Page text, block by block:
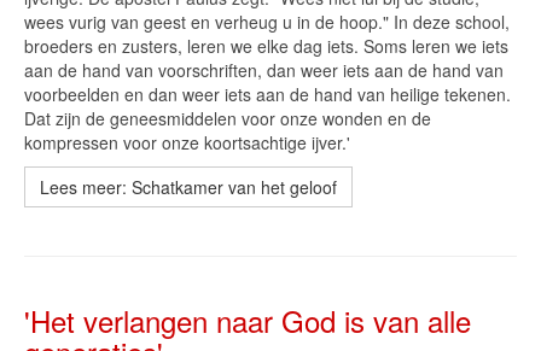
wees vurig van geest en verheug u in de hoop." In deze school,
broeders en zusters, leren we elke dag iets. Soms leren we iets
aan de hand van voorschriften, dan weer iets aan de hand van
voorbeelden en dan weer iets aan de hand van heilige tekenen.
Dat zijn de geneesmiddelen voor onze wonden en de
kompressen voor onze koortsachtige ijver.'
Lees meer: Schatkamer van het geloof
'Het verlangen naar God is van alle